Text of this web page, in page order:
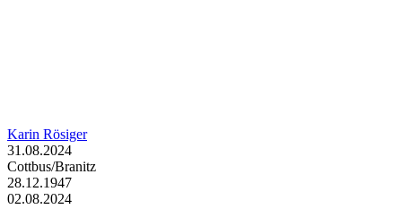
Karin Rösiger
31.08.2024
Cottbus/Branitz
28.12.1947
02.08.2024